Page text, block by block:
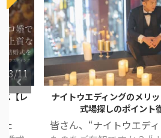
2024/1/16
・デメリット
グ” という
函館で神社挙式をし
神社と結婚
「函館で神社挙式